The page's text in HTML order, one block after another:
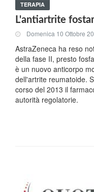
TERAPIA
L'antiartrite
Domenica 10 Ottobre
AstraZeneca ha reso
della fase II, presto
è un nuovo anticorpo
dell'artrite reumatoide.
corso del 2013 il
autorità regolatorie.